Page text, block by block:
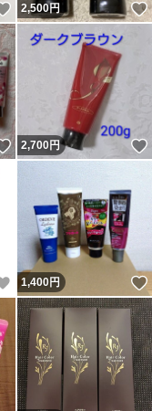
いいね！
2,500円
いいね！
2,700円
いいね！
1,400円